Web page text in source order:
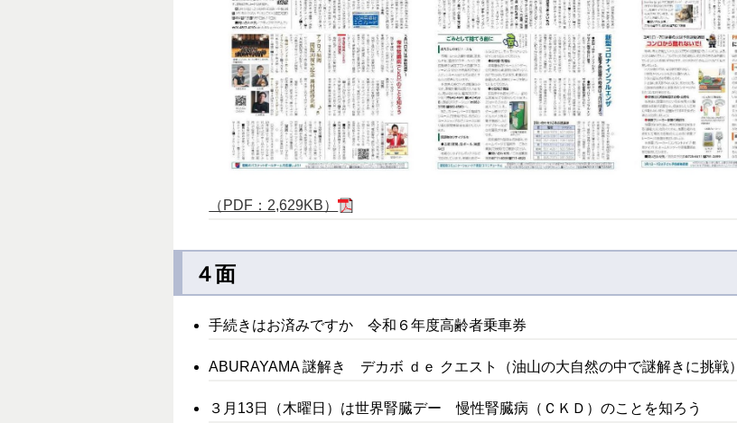
（PDF：2,629KB）
４面
手続きはお済みですか 令和６年度高齢者乗車券
ABURAYAMA 謎解き デカボ ｄｅ クエスト（油山の大自然の中で謎解きに挑戦）
３月13日（木曜日）は世界腎臓デー 慢性腎臓病（ＣＫＤ）のことを知ろう